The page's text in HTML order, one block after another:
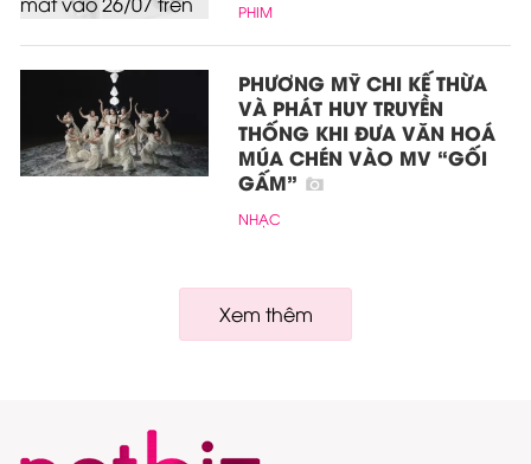
PHIM
PHƯƠNG MỸ CHI KẾ THỪA
VÀ PHÁT HUY TRUYỀN
THỐNG KHI ĐƯA VĂN HOÁ
MÚA CHÉN VÀO MV “GỐI
GẤM”
NHẠC
Xem thêm